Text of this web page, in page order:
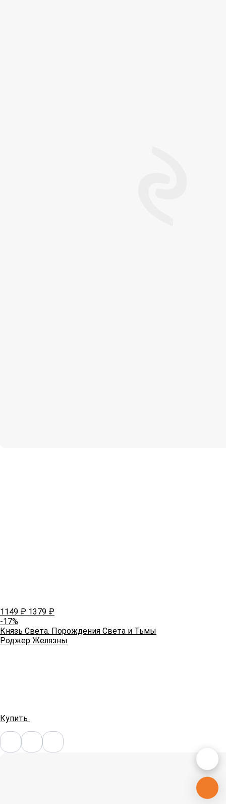
1149 ₽ 1379 ₽
-17%
Князь Света. Порождения Света и Тьмы
Роджер Желязны
Купить